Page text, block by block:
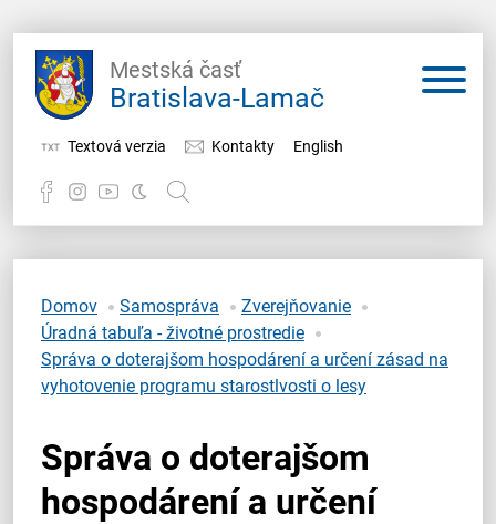
Mestská časť
Bratislava-Lamač
Textová verzia Kontakty English
Samospráva
Miestny úrad
O Lamači
Domov Samospráva
Zverejňovanie
Úradná tabuľa - životné prostredie
Správa o doterajšom hospodárení a určení zásad na
vyhotovenie programu starostlvosti o lesy
Správa o doterajšom
hospodárení a určení